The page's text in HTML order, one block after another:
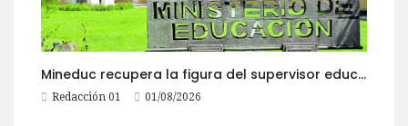
Mineduc recupera la figura del supervisor educativo con 968 plazas
Redacción 01 01/08/2026